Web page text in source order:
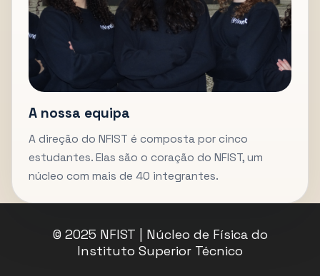
A nossa equipa
A direção do NFIST é composta por cinco
estudantes. Elas são o coração do NFIST, um
núcleo com mais de 40 integrantes.
© 2025 NFIST | Núcleo de Física do
Instituto Superior Técnico